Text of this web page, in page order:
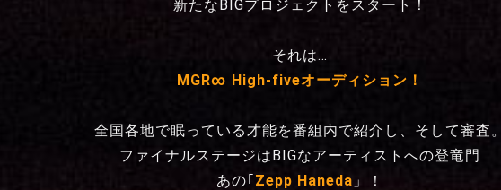
新たなBIGプロジェクトをスタート！
それは…
MGR∞ High-fiveオーディション！
全国各地で眠っている才能を番組内で紹介し、そして審査
ファイナルステージはBIGなアーティストへの登竜門
あの｢Zepp Haneda 」！